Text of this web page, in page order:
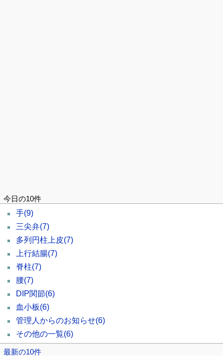
今日の10件
手(9)
三尖弁(7)
多列円柱上皮(7)
上行結腸(7)
脊柱(7)
腰(7)
DIP関節(6)
血小板(6)
管理人からのお知らせ(6)
その他の一覧(6)
最新の10件